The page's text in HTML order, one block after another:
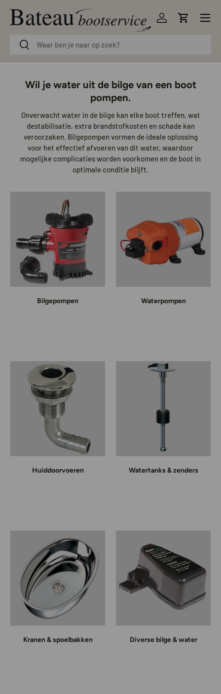
Ga naar inhoud
ZoekenZoeken
Inloggen
Menu
Wil je water uit de bilge van een boot
pompen.
Onverwacht water in de bilge kan elke boot treffen, wat
destabilisatie, extra brandstofkosten en schade kan
veroorzaken. Bilgepompen vormen de ideale oplossing
voor het effectief afvoeren van dit water, waardoor
mogelijke complicaties worden voorkomen en de boot in
optimale conditie blijft.
Bilgepompen Waterpompen
Huiddoorvoeren Watertanks & zenders
Kranen & spoelbakken Diverse bilge & water